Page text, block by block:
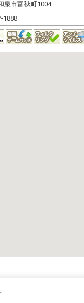
泉市富秋町1004
1888